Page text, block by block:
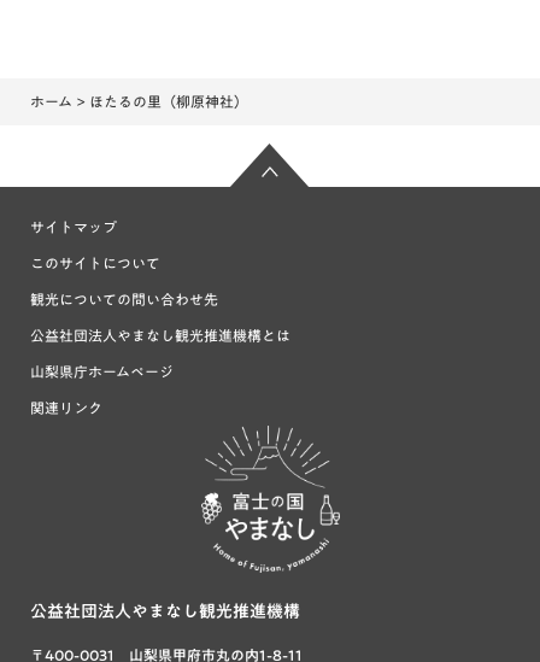
ホーム > ほたるの里（柳原神社）
サイトマップ
このサイトについて
観光についての問い合わせ先
公益社団法人やまなし観光推進機構とは
山梨県庁ホームページ
関連リンク
富士の国や
まなし
公益社団法人やまなし観光推進機構
〒400-0031 山梨県甲府市丸の内1-8-11